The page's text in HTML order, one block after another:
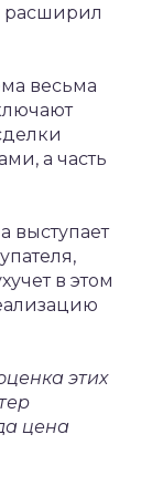
расширил
весьма
а часть
выступает
в этом
этих
цена